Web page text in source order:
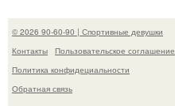
© 2026 90-60-90 | Спортивные девушки
Контакты
Пользовательское соглашение
Политика конфидециальности
Обратная связь